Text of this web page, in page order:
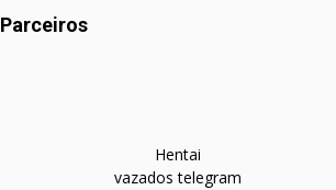
Parceiros
Hentai
vazados telegram